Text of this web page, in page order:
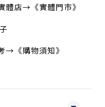
體店→ 《實體門市》
→ 《購物須知》